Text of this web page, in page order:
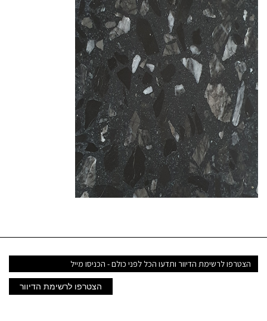
דואר
אלקטרוני
הצטרפו לרשימת הדיוור